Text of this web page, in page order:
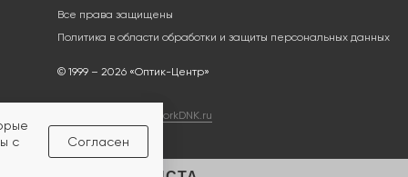
Все права защищены
Политика в области обработки и защиты персональных данных
© 1999 – 2026 «Оптик-Центр»
workDNK.ru
с
Согласен